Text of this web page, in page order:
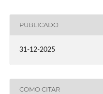
PUBLICADO
31-12-2025
COMO CITAR